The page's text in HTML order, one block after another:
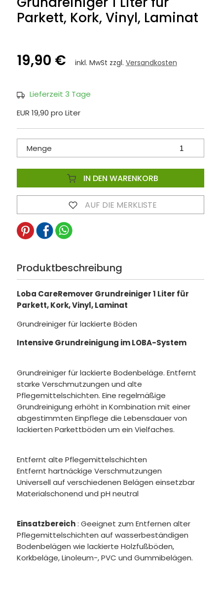
Parkett, Kork, Vinyl, Laminat
19,90 € inkl. MwSt zzgl. Versandkosten
Lieferzeit 3 Tage
EUR 19,90 pro Liter
Menge
IN DEN WARENKORB
AUF DIE MERKLISTE
Produktbeschreibung
Loba CareRemover Grundreiniger 1 Liter für
Parkett, Kork, Vinyl, Laminat
Grundreiniger für lackierte Böden
Intensive Grundreinigung im LOBA-System
Grundreiniger für lackierte Bodenbeläge. Entfernt
starke Verschmutzungen und alte
Pflegemittelschichten. Eine regelmäßige
Grundreinigung erhöht in Kombination mit einer
abgestimmten Einpflege die Lebensdauer von
lackierten Parkettböden um ein Vielfaches.
Entfernt alte Pflegemittelschichten
Entfernt hartnäckige Verschmutzungen
Universell auf verschiedenen Belägen einsetzbar
Materialschonend und pH neutral
Einsatzbereich: Geeignet zum Entfernen alter
Pflegemittelschichten auf wasserbeständigen
Bodenbelägen wie lackierte Holzfußböden,
Korkbeläge, Linoleum-, PVC und Gummibelägen.